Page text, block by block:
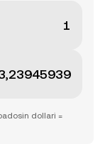
dollari =